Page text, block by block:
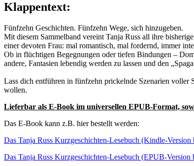
Klappentext:
Fünfzehn Geschichten. Fünfzehn Wege, sich hinzugeben.
Mit diesem Sammelband vereint Tanja Russ all ihre
einer devoten Frau: mal romantisch, mal fordernd, immer
Ob in flüchtigen Begegnungen oder tiefen Bindungen –
andere, Fantasien lebendig werden zu lassen und den
Lass dich entführen in fünfzehn prickelnde Szenarien
wollen.
Lieferbar als E-Book im universellen EPUB-Format,
Das E-Book kann z.B. hier bestellt werden:
Das Tanja Russ Kurzgeschichten-Lesebuch (Kindle-Version
Das Tanja Russ Kurzgeschichten-Lesebuch (EPUB-Version